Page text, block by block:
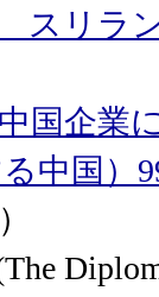
スリラ
国企業
る中国